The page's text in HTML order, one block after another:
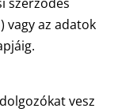
vagy az adatok
vesz